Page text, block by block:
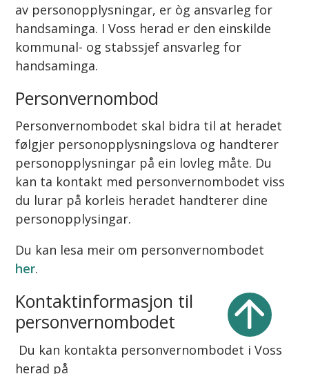
av personopplysningar, er òg ansvarleg for
handsaminga. I Voss herad er den einskilde
kommunal- og stabssjef ansvarleg for
handsaminga.
Personvernombod
Personvernombodet skal bidra til at heradet
følgjer personopplysningslova og handterer
personopplysningar på ein lovleg måte. Du
kan ta kontakt med personvernombodet viss
du lurar på korleis heradet handterer dine
personopplysingar.
Du kan lesa meir om personvernombodet
her.
Kontaktinformasjon til
personvernombodet
Du kan kontakta personvernombodet i Voss
herad på